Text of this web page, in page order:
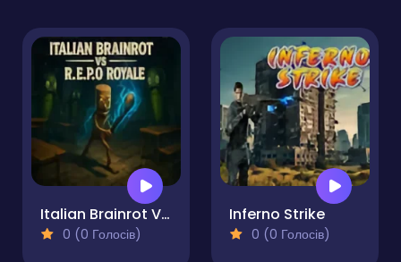
Italian Brainrot VS R.E.P.O Royale
0 (0 Голосів)
Inferno Strike
0 (0 Голосів)